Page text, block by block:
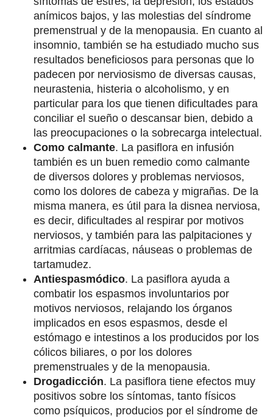
anímicos bajos, y las molestias del síndrome
premenstrual y de la menopausia. En cuanto al
insomnio, también se ha estudiado mucho sus
resultados beneficiosos para personas que lo
padecen por nerviosismo de diversas causas,
neurastenia, histeria o alcoholismo, y en
particular para los que tienen dificultades para
conciliar el sueño o descansar bien, debido a
las preocupaciones o la sobrecarga intelectual.
Como calmante. La pasiflora en infusión
también es un buen remedio como calmante
de diversos dolores y problemas nerviosos,
como los dolores de cabeza y migrañas. De la
misma manera, es útil para la disnea nerviosa,
es decir, dificultades al respirar por motivos
nerviosos, y también para las palpitaciones y
arritmias cardíacas, náuseas o problemas de
tartamudez.
Antiespasmódico. La pasiflora ayuda a
combatir los espasmos involuntarios por
motivos nerviosos, relajando los órganos
implicados en esos espasmos, desde el
estómago e intestinos a los producidos por los
cólicos biliares, o por los dolores
premenstruales y de la menopausia.
Drogadicción. La pasiflora tiene efectos muy
positivos sobre los síntomas, tanto físicos
como psíquicos, producios por el síndrome de